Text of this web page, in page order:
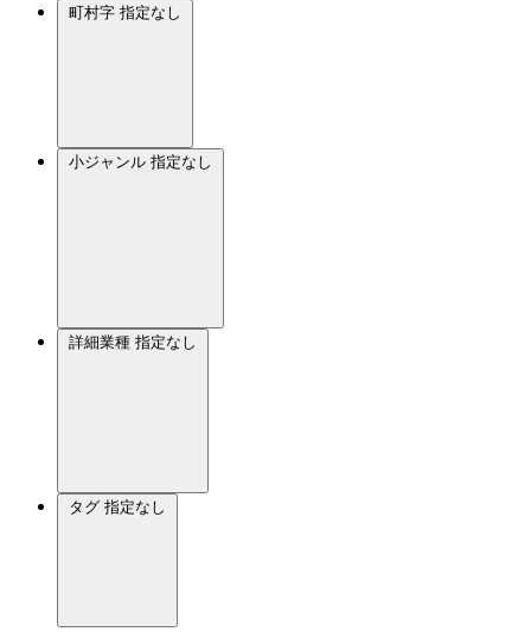
町村字 指定なし
小ジャンル 指定なし
詳細業種 指定なし
タグ 指定なし